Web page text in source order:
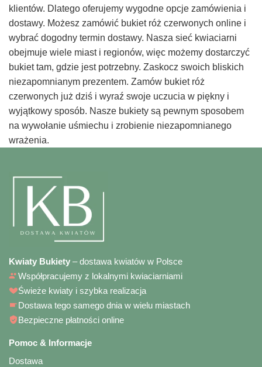
klientów. Dlatego oferujemy wygodne opcje zamówienia i
dostawy. Możesz zamówić bukiet róż czerwonych online i
wybrać dogodny termin dostawy. Nasza sieć kwiaciarni
obejmuje wiele miast i regionów, więc możemy dostarczyć
bukiet tam, gdzie jest potrzebny. Zaskocz swoich bliskich
niezapomnianym prezentem. Zamów bukiet róż
czerwonych już dziś i wyraź swoje uczucia w piękny i
wyjątkowy sposób. Nasze bukiety są pewnym sposobem
na wywołanie uśmiechu i zrobienie niezapomnianego
wrażenia.
Kwiaty Bukiety – dostawa kwiatów w Polsce
Współpracujemy z lokalnymi kwiaciarniami
Świeże kwiaty i szybka realizacja
Dostawa tego samego dnia w wielu miastach
Bezpieczne płatności online
Pomoc & Informacje
Dostawa